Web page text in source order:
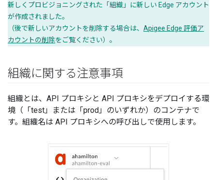
新しくプロビジョニングされた「組織」に新しい Edge アカウント
が作成されました。
（後で新しいアカウントを削除する場合は、 Apigee Edge 評価ア
カウントの削除をご覧ください）。
組織に関する注意事項
組織とは、API プロキシと API プロキシをデプロイする環
境（「test」または「prod」のいずれか）のコンテナで
す。 組織名は API プロキシへの呼び出しで使用します。